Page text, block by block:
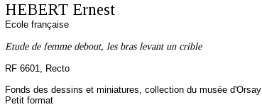
HEBERT Ernest
Ecole française
Etude de femme debout, les bras levant un crible
RF 6601, Recto
Fonds des dessins et miniatures, collection du musée d'Orsay
Petit format